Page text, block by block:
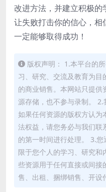
改进方法，并建立积极
让失败打击你的信心，
一定能够取得成功！
版权声明： 1.本平台的
习、研究、交流及教育为
的商业销售。本网站只提
源存储，也不参与录制。 2.
如果任何资源的版权方认为
法权益，请您务必与我们联
的第一时间进行处理。 3.
限于您个人的学习、研究
些资源用于任何直接或间接
售、出租、捆绑销售、开设